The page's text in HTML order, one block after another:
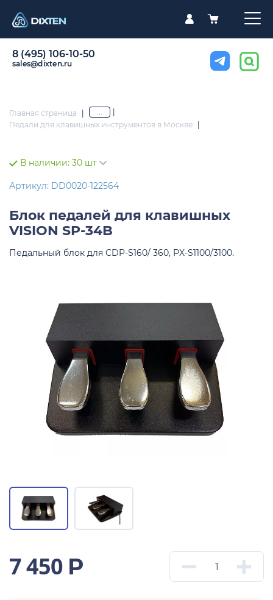
8 (495) 106-10-50
sales@dixten.ru
Главная страница | ...
Педали для клавишных инструментов в Москве
В наличии: 30 шт
Артикул: DD0020-122564
Блок педалей для клавишных
VISION SP-34B
Педальный блок для CDP-S160/ 360, PX-S1100/3100.
7 450 Р